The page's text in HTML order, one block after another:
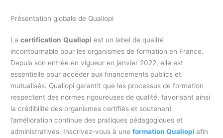
Présentation globale de Qualiopi
Lacertification Qualiopi est un label de qualité
incontournable pour les organismes de formation en France.
Depuis son entrée en vigueur en janvier 2022, elle est
essentielle pour accéder aux financements publics et
mutualisés. Qualiopi garantit que les processus de formation
respectent des normes rigoureuses de qualité, favorisant ainsi
la crédibilité des organismes certifiés et soutenant
l’amélioration continue des pratiques pédagogiques et
administratives. Inscrivez-vous à uneformation Qualiopiafin